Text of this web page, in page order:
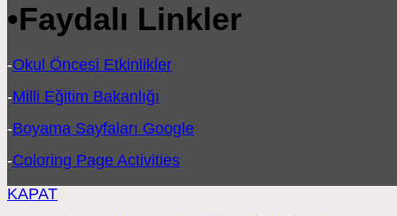
•Faydalı Linkler
-Okul Öncesi Etkinlikler
-Milli Eğitim Bakanlığı
-Boyama Sayfaları Google
-Coloring Page Activities
KAPAT